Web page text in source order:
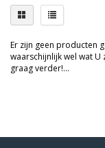
Er zijn geen producten
waarschijnlijk wel wat U
graag verder!...